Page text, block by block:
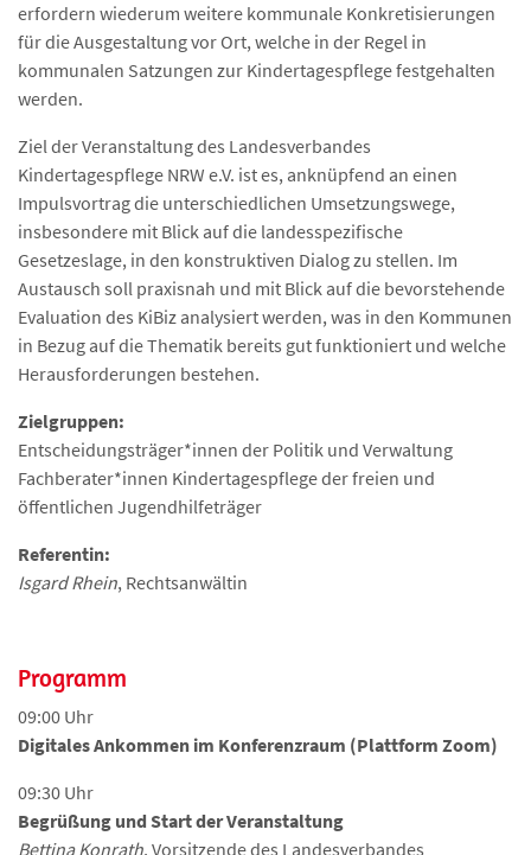
erfordern wiederum weitere kommunale Konkretisierungen
für die Ausgestaltung vor Ort, welche in der Regel in
kommunalen Satzungen zur Kindertagespflege festgehalten
werden.
Ziel der Veranstaltung des Landesverbandes
Kindertagespflege NRW e.V. ist es, anknüpfend an einen
Impulsvortrag die unterschiedlichen Umsetzungswege,
insbesondere mit Blick auf die landesspezifische
Gesetzeslage, in den konstruktiven Dialog zu stellen. Im
Austausch soll praxisnah und mit Blick auf die bevorstehende
Evaluation des KiBiz analysiert werden, was in den Kommunen
in Bezug auf die Thematik bereits gut funktioniert und welche
Herausforderungen bestehen.
Zielgruppen:
Entscheidungsträger*innen der Politik und Verwaltung
Fachberater*innen Kindertagespflege der freien und
öffentlichen Jugendhilfeträger
Referentin:
Isgard Rhein, Rechtsanwältin
Programm
09:00 Uhr
Digitales Ankommen im Konferenzraum (Plattform Zoom)
09:30 Uhr
Begrüßung und Start der Veranstaltung
Bettina Konrath, Vorsitzende des Landesverbandes